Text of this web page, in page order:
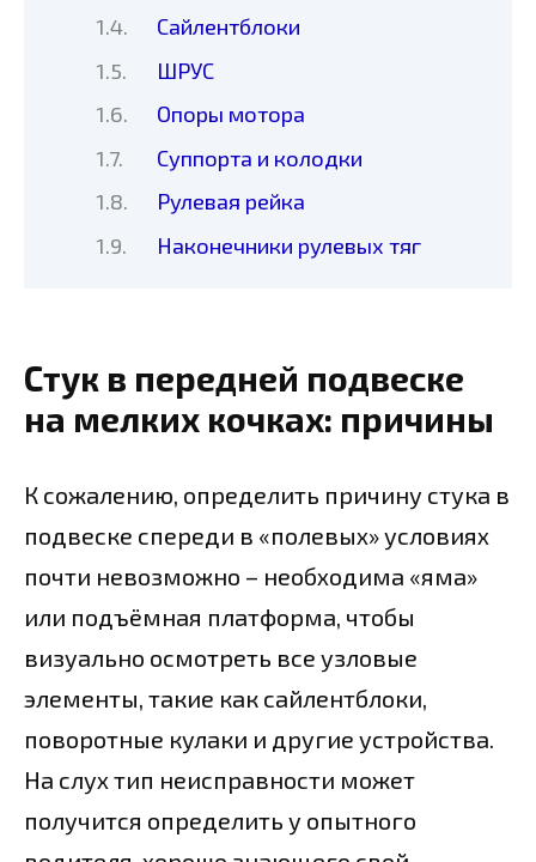
Сайлентблоки
ШРУС
Опоры мотора
Суппорта и колодки
Рулевая рейка
Наконечники рулевых тяг
Стук в передней подвеске
на мелких кочках: причины
К сожалению, определить причину стука в
подвеске спереди в «полевых» условиях
почти невозможно – необходима «яма»
или подъёмная платформа, чтобы
визуально осмотреть все узловые
элементы, такие как сайлентблоки,
поворотные кулаки и другие устройства.
На слух тип неисправности может
получится определить у опытного